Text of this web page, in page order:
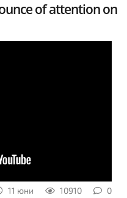
of attention on
11 юни 10910 0